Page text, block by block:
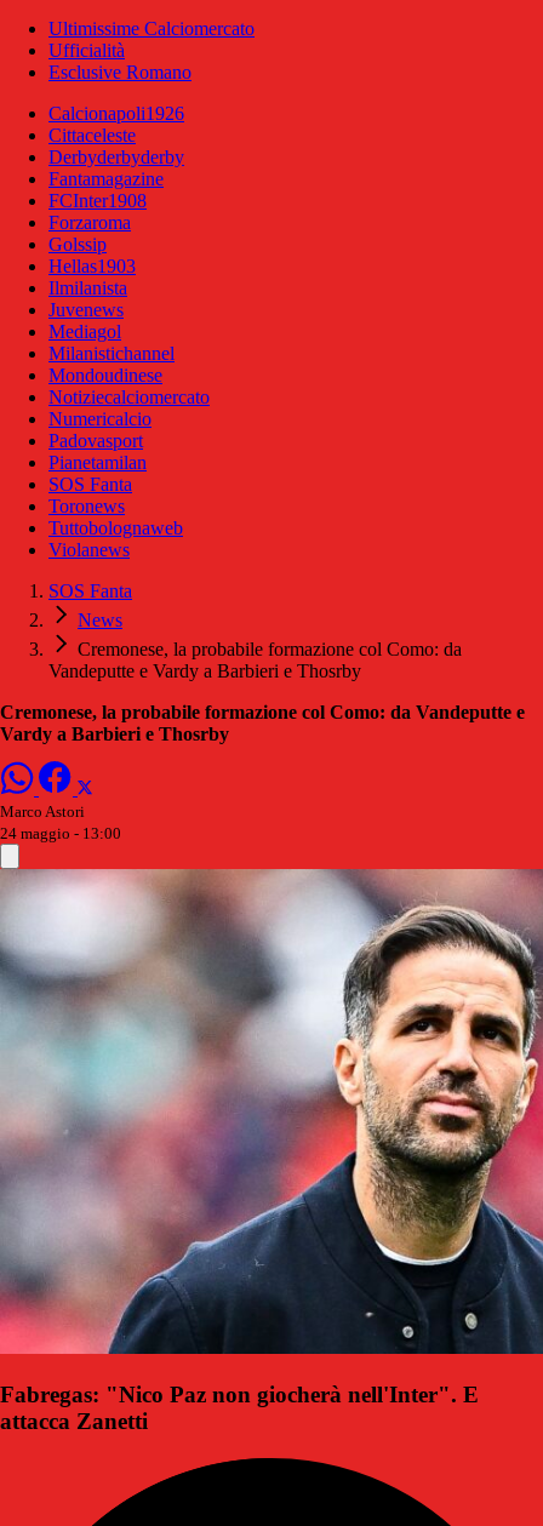
Ultimissime Calciomercato
Ufficialità
Esclusive Romano
Calcionapoli1926
Cittaceleste
Derbyderbyderby
Fantamagazine
FCInter1908
Forzaroma
Golssip
Hellas1903
Ilmilanista
Juvenews
Mediagol
Milanistichannel
Mondoudinese
Notiziecalciomercato
Numericalcio
Padovasport
Pianetamilan
SOS Fanta
Toronews
Tuttobolognaweb
Violanews
SOS Fanta
News
Cremonese, la probabile formazione col Como: da
Vandeputte e Vardy a Barbieri e Thosrby
Cremonese, la probabile formazione col Como: da Vandeputte e
Vardy a Barbieri e Thosrby
Marco Astori
24 maggio - 13:00
Fabregas: "Nico Paz non giocherà nell'Inter". E
attacca Zanetti